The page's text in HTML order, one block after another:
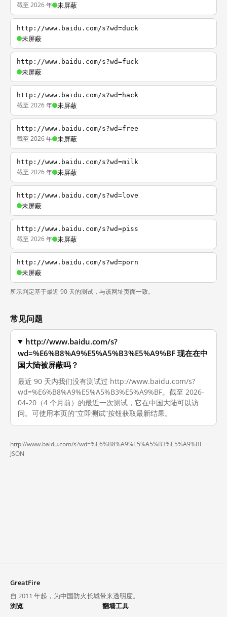
截至 2026 年 未屏蔽
http://www.baidu.com/s?wd=duck
未屏蔽
http://www.baidu.com/s?wd=fuck
未屏蔽
http://www.baidu.com/s?wd=hack
截至 2026 年 未屏蔽
http://www.baidu.com/s?wd=free
截至 2026 年 未屏蔽
http://www.baidu.com/s?wd=milk
截至 2026 年 未屏蔽
http://www.baidu.com/s?wd=love
未屏蔽
http://www.baidu.com/s?wd=piss
截至 2026 年 未屏蔽
http://www.baidu.com/s?wd=porn
未屏蔽
所示判定基于最近 90 天的测试，与该网址页面一致。
常见问题
http://www.baidu.com/s?
wd=%E6%B8%A9%E5%A5%B3%E5%A9%BF 现在在中
国大陆被屏蔽吗？
最近 90 天内我们没有测试过 http://www.baidu.com/s?
wd=%E6%B8%A9%E5%A5%B3%E5%A9%BF。截至 2026-
04-20（4 个月前）的最近一次测试，它在中国大陆可以访
问。可使用本页的“立即测试”按钮获取最新结果。
http://www.baidu.com/s?wd=%E6%B8%A9%E5%A5%B3%E5%A9%BF ·
JSON
GreatFire
自 2011 年起，为中国防火长城带来透明度。
浏览
翻墙工具